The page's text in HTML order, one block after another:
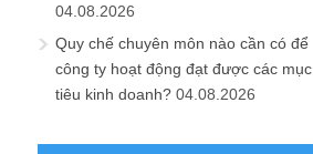
04.08.2026
Quy chế chuyên môn nào cần có để
công ty hoạt động đạt được các mục
tiêu kinh doanh? 04.08.2026